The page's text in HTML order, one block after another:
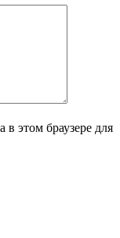
в этом браузере для